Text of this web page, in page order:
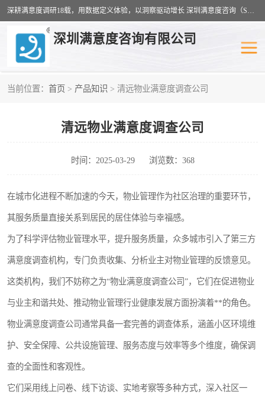
深耕满意度调研18载，用数据定义体验，以洞察驱动增长 深圳满意度咨询（SSC）：十八年专注，丈量每一份体验。
深圳满意度咨询有限公司
当前位置： 首页 > 产品知识 > 清远物业满意度调查公司
清远物业满意度调查公司
时间：2025-03-29 浏览数：368
在城市化进程不断加速的今天，物业管理作为社区治理的重要环节，
其服务质量直接关系到居民的居住体验与幸福感。
为了科学评估物业管理水平，提升服务质量，众多城市引入了第三方
满意度调查机构，专门负责收集、分析业主对物业管理的反馈意见。
这类机构，我们不妨称之为“物业满意度调查公司”，它们在促进物业
与业主和谐共处、推动物业管理行业健康发展方面扮演着**的角色。
物业满意度调查公司通常具备一套完善的调查体系，涵盖小区环境维
护、安全保障、公共设施管理、服务态度与效率等多个维度，确保调
查的全面性和客观性。
它们采用线上问卷、线下访谈、实地考察等多种方式，深入社区一
客户满意度调查 医疗服务业满意度
公共事务满意度调查 餐饮业满意度调查
营商环境满意度 员工满意度
服务满意度调查 汽车行业满意度